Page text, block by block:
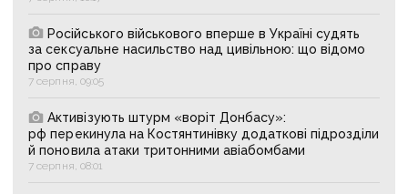
Російського військового вперше в Україні судять
за сексуальне насильство над цивільною: що відомо
про справу
7 серпня, 09:05
Активізують штурм «воріт Донбасу»:
рф перекинула на Костянтинівку додаткові підрозділи
й поновила атаки тритонними авіабомбами
7 серпня, 08:01